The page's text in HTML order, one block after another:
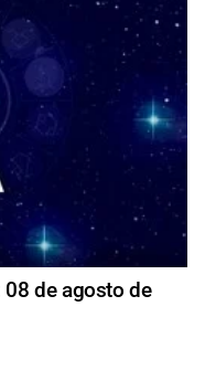
de agosto de